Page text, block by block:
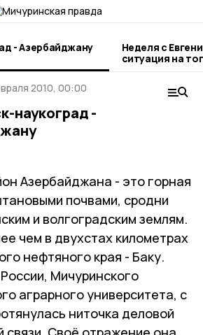
- Азербайджану
Неделя с
ситуация на
городе и
2010, 00:00
наукоград -
Азербайджана - это горная
почвами, сродни
и волгоградским землям.
чем в двухстах километрах
нефтяного края - Баку.
Мичуринского
аграрного университета, с
ниточка деловой